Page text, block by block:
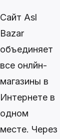
Сайт Asl
Bazar
объединяет
все онлйн-
магазины в
Интернете в
одном
месте. Через